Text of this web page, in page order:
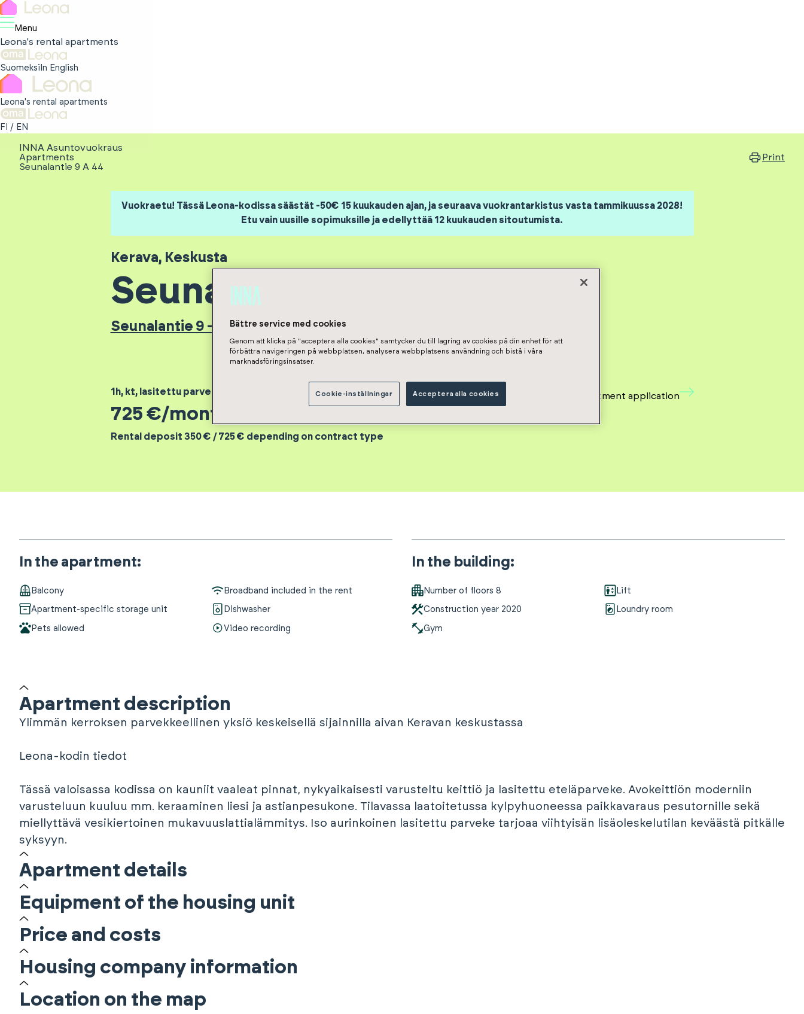
Menu
Leona's rental apartments
Suomeksi In English
Leona's rental apartments
FI / EN
INNA Asuntovuokraus
Apartments
Seunalantie 9 A 44
Print
Vuokraetu! Tässä Leona-kodissa säästät -50€ 15 kuukauden ajan, ja seuraava vuokrantarkistus vasta tammikuussa 2028!
Etu vain uusille sopimuksille ja edellyttää 12 kuukauden sitoutumista.
Kerava, Keskusta
Seunalantie 9 A 44
Seunalantie 9 - Asunto Oy Keravan Aleksintarha
1h, kt, lasitettu parveke
725 €/month
Rental deposit 350 € / 725 € depending on contract type
Submit an apartment application
In the apartment:
Balcony Broadband included in the rent
Apartment-specific storage unit Dishwasher
Pets allowed Video recording
In the building:
Number of floors 8 Lift
Construction year 2020 Loundry room
Gym
Apartment description
Ylimmän kerroksen parvekkeellinen yksiö keskeisellä sijainnilla aivan Keravan keskustassa
Leona-kodin tiedot
Tässä valoisassa kodissa on kauniit vaaleat pinnat, nykyaikaisesti varusteltu keittiö ja lasitettu eteläparveke. Avokeittiön moderniin
varusteluun kuuluu mm. keraaminen liesi ja astianpesukone. Tilavassa laatoitetussa kylpyhuoneessa paikkavaraus pesutornille sekä
miellyttävä vesikiertoinen mukavuuslattialämmitys. Iso aurinkoinen lasitettu parveke tarjoaa viihtyisän lisäoleskelutilan keväästä pitkälle
syksyyn.
Apartment details
Equipment of the housing unit
Price and costs
Housing company information
Location on the map
Bättre service med cookies
Genom att klicka på "acceptera alla cookies" samtycker du till lagring av cookies på din enhet för att
förbättra navigeringen på webbplatsen, analysera webbplatsens användning och bistå i våra
marknadsföringsinsatser.
Cookie-inställningar Acceptera alla cookies